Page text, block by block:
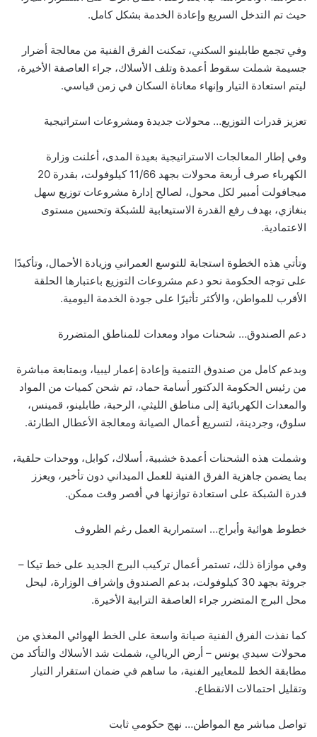
حيث تم التدخل السريع وإعادة الخدمة بشكل كامل.
وفي تجمع طابلينو السكني، تمكنت الفرق الفنية من معالجة أضرار
جسيمة شملت سقوط أعمدة وتلف الأسلاك، جراء العاصفة الأخيرة،
ليتم استعادة التيار وإنهاء معاناة السكان في زمن قياسي.
تعزيز قدرات التوزيع… محولات جديدة ومشروعات استراتيجية
وفي إطار المعالجات الاستراتيجية بعيدة المدى، أعلنت وزارة
الكهرباء صرف أربعة محولات بجهد 11/66 كيلوفولت، بقدرة 20
ميجافولت أمبير لكل محول، لصالح إدارة مشروعات توزيع سهل
بنغازي، بهدف رفع القدرة الاستيعابية للشبكة وتحسين مستوى
الاعتمادية.
وتأتي هذه الخطوة استجابة للتوسع العمراني وزيادة الأحمال، وتأكيدًا
على توجه الحكومة نحو دعم مشروعات التوزيع باعتبارها الحلقة
الأقرب للمواطن، والأكثر تأثيرًا على جودة الخدمة اليومية.
دعم الصندوق… شحنات مواد ومعدات للمناطق المتضررة
وبدعم كامل من صندوق التنمية وإعادة إعمار ليبيا، وبمتابعة مباشرة
من رئيس الحكومة الدكتور أسامة حماد، تم شحن كميات من المواد
والمعدات الكهربائية إلى مناطق الليثي، الرحبة، طابلينو، قمينس،
سلوق، وجردينة، لتسريع أعمال الصيانة ومعالجة الأعطال الطارئة.
وشملت هذه الشحنات أعمدة خشبية، أسلاك، كوابل، ووحدات حلقية،
بما يضمن جاهزية الفرق الفنية للعمل الميداني دون تأخير، ويعزز
قدرة الشبكة على استعادة توازنها في أقصر وقت ممكن.
خطوط هوائية وأبراج… استمرارية العمل رغم الظروف
وفي موازاة ذلك، تستمر أعمال تركيب البرج الجديد على خط تيكا –
جروثة بجهد 30 كيلوفولت، بدعم الصندوق وإشراف الوزارة، ليحل
محل البرج المتضرر جراء العاصفة الترابية الأخيرة.
كما نفذت الفرق الفنية صيانة واسعة على الخط الهوائي المغذي من
محولات سيدي يونس – أرض الريالي، شملت شد الأسلاك والتأكد من
مطابقة الخط للمعايير الفنية، ما ساهم في ضمان استقرار التيار
وتقليل احتمالات الانقطاع.
تواصل مباشر مع المواطن… نهج حكومي ثابت